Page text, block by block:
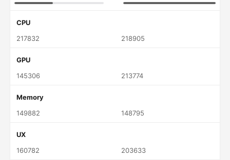
CPU
217832
218905
GPU
145306
213774
Memory
149882
148795
UX
160782
203633